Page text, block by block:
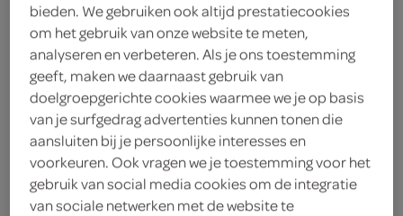
Sansanuch Zoute snack
Roasted salted
Sansanuch
bieden. We gebruiken ook altijd prestatiecookies
om het gebruik van onze website te meten,
analyseren en verbeteren. Als je ons toestemming
geeft, maken we daarnaast gebruik van
doelgroepgerichte cookies waarmee we je op basis
van je surfgedrag advertenties kunnen tonen die
aansluiten bij je persoonlijke interesses en
voorkeuren. Ook vragen we je toestemming voor het
gebruik van social media cookies om de integratie
van sociale netwerken met de website te